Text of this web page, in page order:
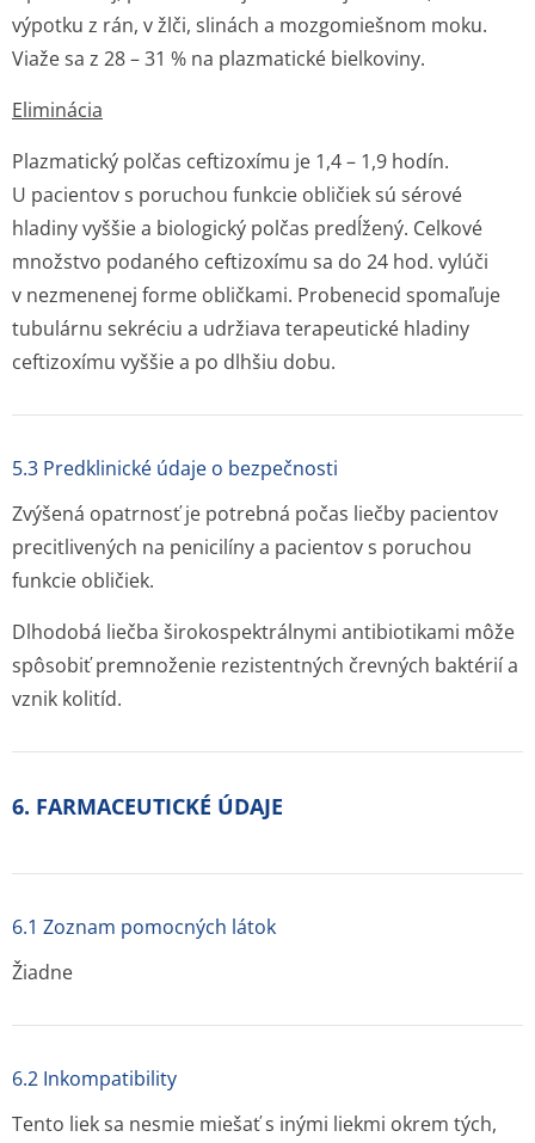
výpotku z rán, v žlči, slinách a mozgomiešnom moku.
Viaže sa z 28 – 31 % na plazmatické bielkoviny.
Eliminácia
Plazmatický polčas ceftizoxímu je 1,4 – 1,9 hodín.
U pacientov s poruchou funkcie obličiek sú sérové
hladiny vyššie a biologický polčas predĺžený. Celkové
množstvo podaného ceftizoxímu sa do 24 hod. vylúči
v nezmenenej forme obličkami. Probenecid spomaľuje
tubulárnu sekréciu a udržiava terapeutické hladiny
ceftizoxímu vyššie a po dlhšiu dobu.
5.3 Predklinické údaje o bezpečnosti
Zvýšená opatrnosť je potrebná počas liečby pacientov
precitlivených na penicilíny a pacientov s poruchou
funkcie obličiek.
Dlhodobá liečba širokospektrálnymi antibiotikami môže
spôsobiť premnoženie rezistentných črevných baktérií a
vznik kolitíd.
6. FARMACEUTICKÉ ÚDAJE
6.1 Zoznam pomocných látok
Žiadne
6.2 Inkompatibility
Tento liek sa nesmie miešať s inými liekmi okrem tých,